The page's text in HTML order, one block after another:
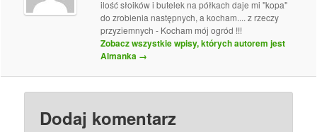
ilość słoików i butelek na półkach daje mi "kopa"
do zrobienia następnych, a kocham.... z rzeczy
przyziemnych - Kocham mój ogród !!!
Zobacz wszystkie wpisy, których autorem jest
Almanka →
Dodaj komentarz